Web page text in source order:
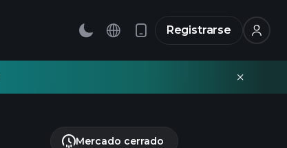
Registrarse
Mercado cerrado